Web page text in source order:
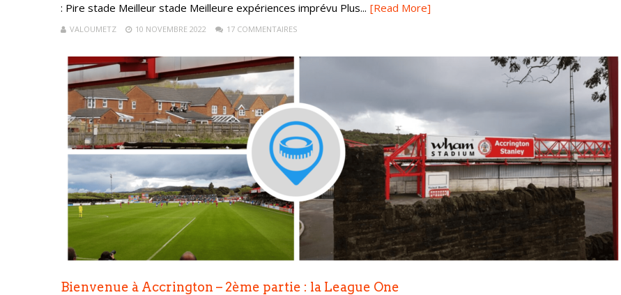
: Pire stade Meilleur stade Meilleure expériences imprévu Plus... [Read More]
VALOUMETZ 10 NOVEMBRE 2022 17 COMMENTAIRES
Bienvenue à Accrington – 2ème partie : la League One